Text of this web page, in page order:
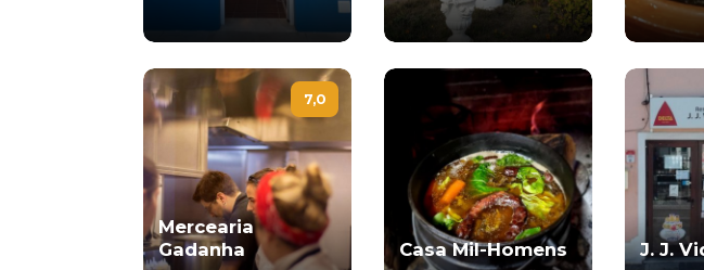
7,0
Mercearia
Gadanha
Casa Mil-Homens J. J.